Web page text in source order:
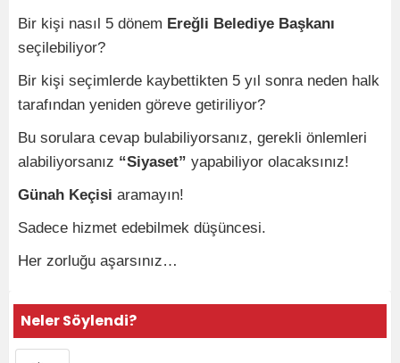
Bir kişi nasıl 5 dönem Ereğli Belediye Başkanı
seçilebiliyor?
Bir kişi seçimlerde kaybettikten 5 yıl sonra neden halk
tarafından yeniden göreve getiriliyor?
Bu sorulara cevap bulabiliyorsanız, gerekli önlemleri
alabiliyorsanız “Siyaset” yapabiliyor olacaksınız!
Günah Keçisi aramayın!
Sadece hizmet edebilmek düşüncesi.
Her zorluğu aşarsınız…
Neler Söylendi?